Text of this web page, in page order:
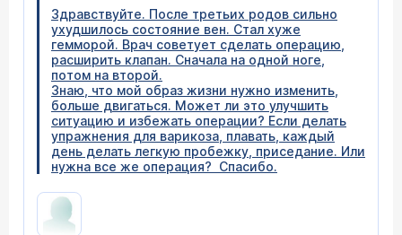
Здравствуйте. После третьих родов сильно
ухудшилось состояние вен. Стал хуже
гемморой. Врач советует сделать операцию,
расширить клапан. Сначала на одной ноге,
потом на второй.
Знаю, что мой образ жизни нужно изменить,
больше двигаться. Может ли это улучшить
ситуацию и избежать операции? Если делать
упражнения для варикоза, плавать, каждый
день делать легкую пробежку, приседание. Или
нужна все же операция? Спасибо.